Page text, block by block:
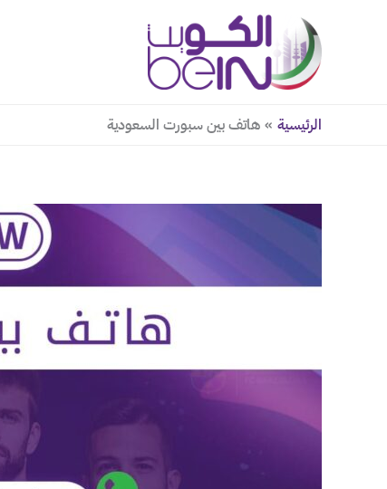
الرئيسية هاتف بين سبورت السعودية